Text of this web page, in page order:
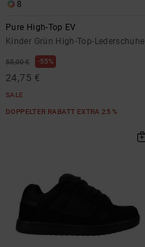
8
Pure High-Top EV
Kinder Grün High-Top-Lederschuhe
55,00 € 55%
24,75 €
SALE
DOPPELTER RABATT EXTRA 25 %